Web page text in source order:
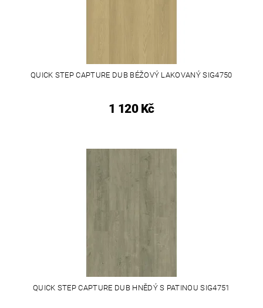
QUICK STEP CAPTURE DUB BÉŽOVÝ LAKOVANÝ SIG4750
1 120 Kč
QUICK STEP CAPTURE DUB HNĚDÝ S PATINOU SIG4751